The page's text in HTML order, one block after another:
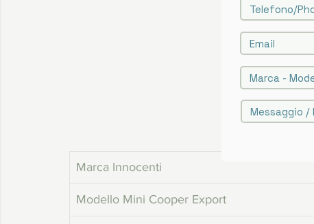
Marca Innocenti
Modello Mini Cooper Export